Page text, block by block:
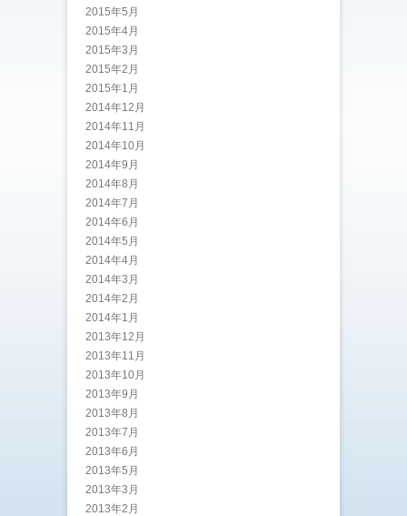
2015年5月
2015年4月
2015年3月
2015年2月
2015年1月
2014年12月
2014年11月
2014年10月
2014年9月
2014年8月
2014年7月
2014年6月
2014年5月
2014年4月
2014年3月
2014年2月
2014年1月
2013年12月
2013年11月
2013年10月
2013年9月
2013年8月
2013年7月
2013年6月
2013年5月
2013年3月
2013年2月